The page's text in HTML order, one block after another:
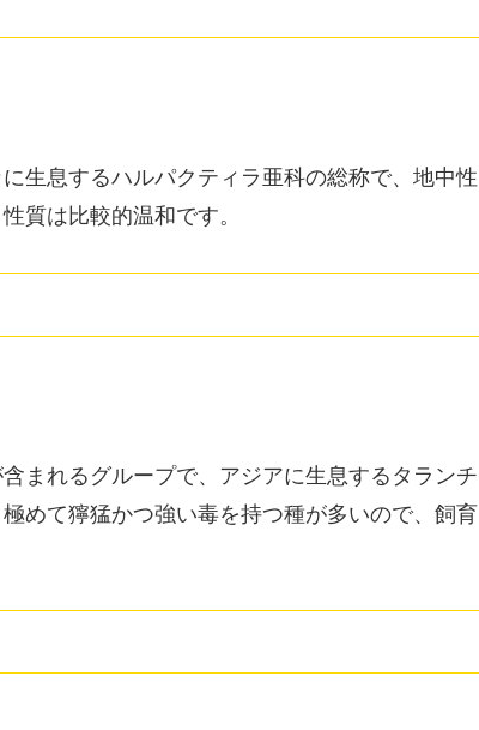
生息するハルパクティラ亜科の総称で、地中性
質は比較的温和です。
まれるグループで、アジアに生息するタランチ
めて獰猛かつ強い毒を持つ種が多いので、飼育